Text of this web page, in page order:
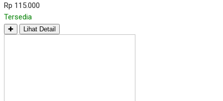
Rp 115.000
Tersedia
✚ Lihat Detail